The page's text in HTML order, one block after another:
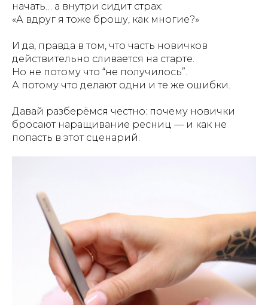
начать… а внутри сидит страх:
«А вдруг я тоже брошу, как многие?»
И да, правда в том, что часть новичков
действительно сливается на старте.
Но не потому что “не получилось”.
А потому что делают одни и те же ошибки.
Давай разберёмся честно: почему новички
бросают наращивание ресниц — и как не
попасть в этот сценарий.